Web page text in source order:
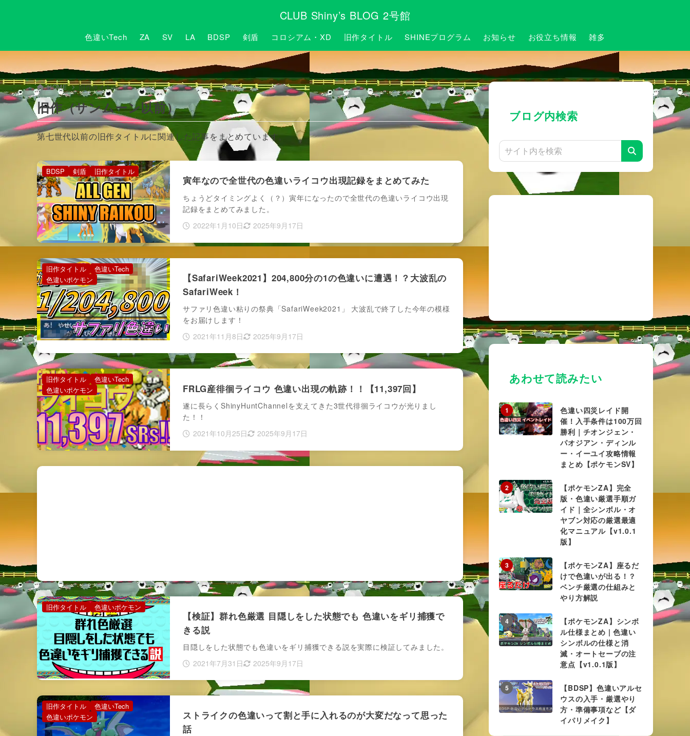
CLUB Shiny’s BLOG 2号館
色違いTech ZA SV LA BDSP 剣盾 コロシアム・XD 旧作タイトル SHINEプログラム お知らせ お役立ち情報 雑多
HOME 旧作タイトル
旧作（サンムーン以前）
第七世代以前の旧作タイトルに関連した記事をまとめています。
寅年なので全世代の色違いライコウ出現記録をまとめてみた
ちょうどタイミングよく（？）寅年になったので全世代の色違いライコウ出現
記録をまとめてみました。
2022年1月10日
2025年9月17日
BDSP 剣盾 旧作タイトル
【SafariWeek2021】204,800分の1の色違いに遭遇！？大波乱の
SafariWeek！
サファリ色違い粘りの祭典「SafariWeek2021」 大波乱で終了した今年の模様
をお届けします！
2021年11月8日
2025年9月17日
旧作タイトル
色違いTech
色違いポケモン
FRLG産徘徊ライコウ 色違い出現の軌跡！！【11,397回】
遂に長らくShinyHuntChannelを支えてきた3世代徘徊ライコウが光りまし
た！！
2021年10月25日
2025年9月17日
旧作タイトル
色違いTech
色違いポケモン
【検証】群れ色厳選 目隠しをした状態でも 色違いをギリ捕獲で
きる説
目隠しをした状態でも色違いをギリ捕獲できる説を実際に検証してみました。
2021年7月31日
2025年9月17日
旧作タイトル 色違いポケモン
ストライクの色違いって割と手に入れるのが大変だなって思った
話
旧作タイトル
色違いTech
色違いポケモン
ブログ内検索
あわせて読みたい
1
色違い四災レイド開
催！入手条件は100万回
勝利｜チオンジェン・
パオジアン・ディンル
ー・イーユイ攻略情報
まとめ【ポケモンSV】
2
【ポケモンZA】完全
版・色違い厳選手順ガ
イド｜全シンボル・オ
ヤブン対応の厳選最適
化マニュアル【v1.0.1
版】
3
【ポケモンZA】座るだ
けで色違いが出る！？
ベンチ厳選の仕組みと
やり方解説
4
【ポケモンZA】シンボ
ル仕様まとめ | 色違い
シンボルの仕様と消
滅・オートセーブの注
意点【v1.0.1版】
5
【BDSP】色違いアルセ
ウスの入手・厳選やり
方・準備事項など【ダ
イパリメイク】